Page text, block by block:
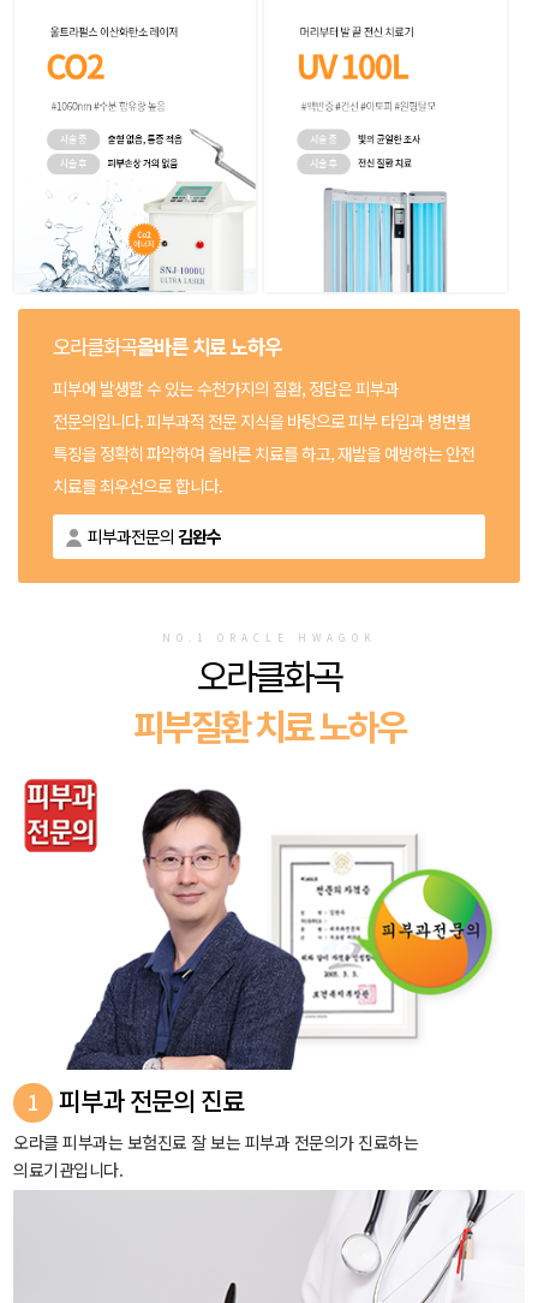
오라클화곡올바른 치료 노하우
피부에 발생할 수 있는 수천가지의 질환, 정답은 피부과
전문의입니다.피부과적 전문 지식을 바탕으로 피부 타입과 병변별
특징을 정확히 파악하여올바른 치료를 하고, 재발을 예방하는 안전
치료를 최우선으로 합니다.
피부과전문의김완수
NO.1 ORACLE HWAGOK
오라클화곡
피부질환 치료 노하우
1 피부과 전문의 진료
오라클 피부과는 보험진료 잘 보는 피부과 전문의가 진료하는
의료기관입니다.